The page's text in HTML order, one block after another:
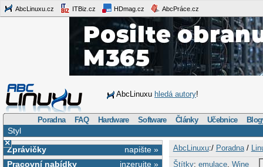
AbcLinuxu.cz ITBiz.cz HDmag.cz AbcPráce.cz
AbcLinuxu hledá autory!
Poradna FAQ Hardware Software Články Učebnice
Styl
×
napište »
Zprávičky
inzerujte »
Pracovní nabídky
AbcLinuxu:/ Poradna/
Štítky: emulace, Wine